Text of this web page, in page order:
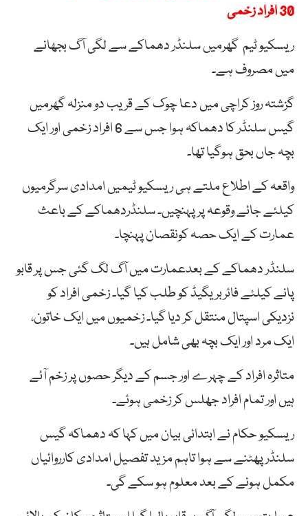
30 افراد زخمی
ریسکیو ٹیم گھرمیں سلنڈر دھماکے سے لگی آگ بجھانے
میں مصروف ہے۔
گزشتہ روز کراچی میں دعا چوک کے قریب دو منزلہ گھرمیں
گیس سلنڈر کا دھماکہ ہوا جس سے 6 افراد زخمی اور ایک
بچہ جاں بحق ہوگیا تھا۔
واقعہ کے اطلاع ملتے ہی ریسکیو ٹیمیں امدادی سرگرمیوں
کیلئے جائے وقوعہ پر پہنچیں۔ سلنڈردھماکے کے باعث
عمارت کے ایک حصہ کونقصان پہنچا۔
سلنڈر دھماکے کے بعدعمارت میں آگ لگ گئی جس پر قابو
پانے کیلئے فائربریگیڈ کو طلب کیا گیا۔ زخمی افراد کو
نزدیکی اسپتال منتقل کر دیا گیا۔ زخمیوں میں ایک خاتون،
ایک مرد اور ایک بچہ بھی شامل ہیں۔
متاثرہ افراد کے چہرے اور جسم کے دیگر حصوں پر زخم آئے
ہیں اور تمام افراد جھلس کر زخمی ہوئے۔
ریسکیو حکام نے ابتدائی بیان میں کہا کہ دھماکہ گیس
سلنڈر پھٹنے سے ہوا تاہم مزید تفصیل امدادی کارروائیاں
مکمل ہونے کے بعد معلوم ہو سکے گی۔